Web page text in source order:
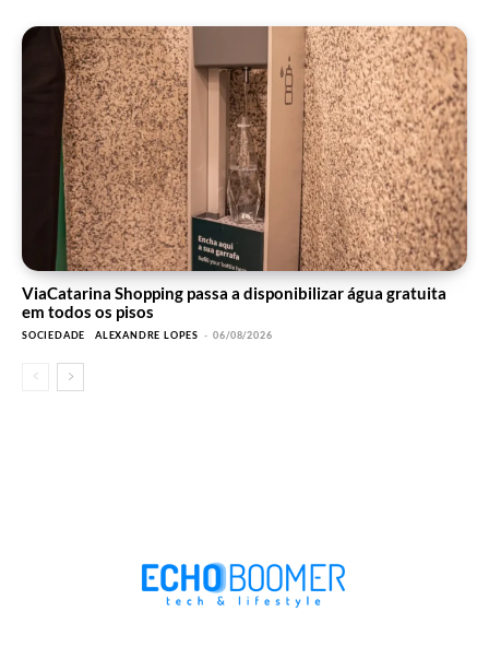
ViaCatarina Shopping passa a disponibilizar água gratuita
em todos os pisos
SOCIEDADE ALEXANDRE LOPES - 06/08/2026